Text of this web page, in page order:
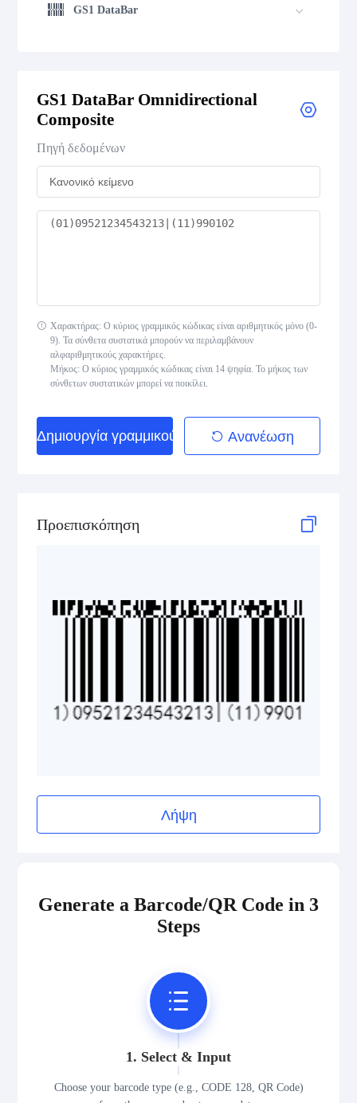
GS1 DataBar
GS1 DataBar Expanded Composite
GS1 DataBar Expanded Stacked
GS1 DataBar Expanded Stacked Composite
GS1 DataBar Limited
GS1 DataBar Omnidirectional Composite
GS1 DataBar Stacked
GS1 DataBar Stacked Composite
GS1 DataBar Omnidirectional
Composite
Πηγή δεδομένων
Χαρακτήρας: Ο κύριος γραμμικός κώδικας είναι αριθμητικός μόνο (0-
9). Τα σύνθετα συστατικά μπορούν να περιλαμβάνουν
αλφαριθμητικούς χαρακτήρες.
Μήκος: Ο κύριος γραμμικός κώδικας είναι 14 ψηφία. Το μήκος των
σύνθετων συστατικών μπορεί να ποικίλει.
Δημιουργία γραμμικού κώδικα Ανανέωση
Προεπισκόπηση
Λήψη
Generate a Barcode/QR Code in 3
Steps
1. Select & Input
Choose your barcode type (e.g., CODE 128, QR Code)